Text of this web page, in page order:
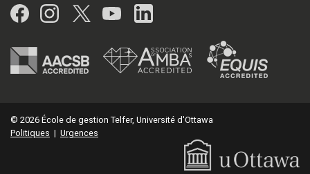
Facebook
Instagram
Twitter
YouTubeLinkedIn
© 2026 École de gestion Telfer, Université d'Ottawa
Politiques | Urgences